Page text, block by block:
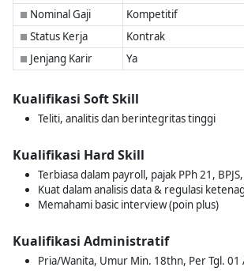
■ Nominal Gaji Kompetitif
■ Status Kerja Kontrak
■ Jenjang Karir Ya
Kualifikasi Soft Skill
Teliti, analitis dan berintegritas tinggi
Kualifikasi Hard Skill
Terbiasa dalam payroll, pajak PPh 21,
Kuat dalam analisis data & regulasi
Memahami basic interview (poin plus)
Kualifikasi Administratif
Pria/Wanita, Umur Min. 18thn, Per Tgl. 01